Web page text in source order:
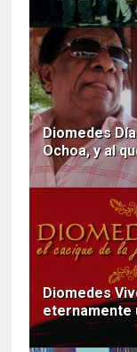
Diomedes
Ochoa, y al
Diomedes
eternamente